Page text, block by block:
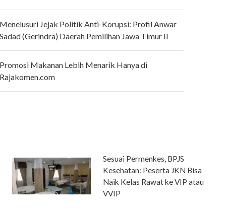
Jejak Politik Anti-Korupsi: Profil Anwar
(Gerindra) Daerah Pemilihan Jawa Timur II
Makanan Lebih Menarik Hanya di
Sesuai Permenkes, BPJS
Kesehatan: Peserta JKN Bisa
Naik Kelas Rawat ke VIP atau
VVIP